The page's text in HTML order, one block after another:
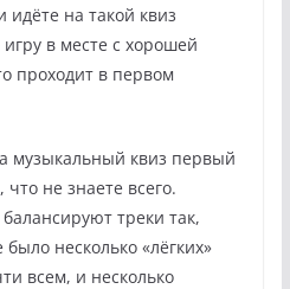
идёте на такой квиз
в месте с хорошей
проходит в первом
музыкальный квиз первый
не знаете всего.
треки так,
несколько «лёгких»
всем, и несколько